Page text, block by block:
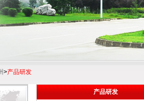
>产品研发
产品研发